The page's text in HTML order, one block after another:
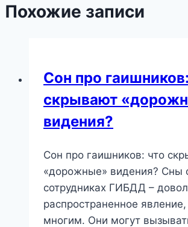
Похожие записи
Сон про
скрывают
видения?
Сон про гаишников: что
«дорожные» видения? Сны
сотрудниках ГИБДД –
распространенное
многим. Они могут